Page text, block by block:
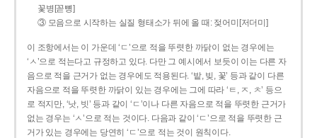
꽃병[꼳뼝]
③ 모음으로 시작하는 실질 형태소가 뒤에 올 때: 젖어미[저더미]
이 조항에서는 이 가운데 ‘ㄷ’으로 적을 뚜렷한 까닭이 없는 경우에는
‘ㅅ’으로 적는다고 규정하고 있다. 다만 그 예시에서 보듯이 이는 다른 자
음으로 적을 근거가 없는 경우에도 적용된다. ‘밭, 빚, 꽃’ 등과 같이 다른
자음으로 적을 뚜렷한 까닭이 있는 경우에는 그에 따라 ‘ㅌ, ㅈ, ㅊ’ 등으
로 적지만, ‘낫, 빗’ 등과 같이 ‘ㄷ’이나 다른 자음으로 적을 뚜렷한 근거가
없는 경우는 ‘ㅅ’으로 적는 것이다. 다음과 같이 ‘ㄷ’으로 적을 뚜렷한 근
거가 있는 경우에는 당연히 ‘ㄷ’으로 적는 것이 원칙이다.